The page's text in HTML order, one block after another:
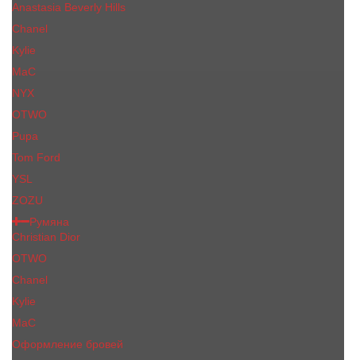
Anastasia Beverly Hills
Chanel
Kylie
MaC
NYX
OTWO
Pupa
Tom Ford
YSL
ZOZU
Румяна
Christian Dior
OTWO
Сhanеl
Kylie
MaC
Оформление бровей